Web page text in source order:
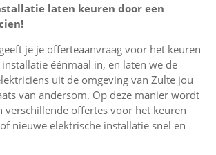
laten keuren door een
je je offerteaanvraag voor het keuren
éénmaal in, en laten we de
uit de omgeving van Zulte jou
van andersom. Op deze manier wordt
verschillende offertes voor het keuren
nieuwe elektrische installatie snel en